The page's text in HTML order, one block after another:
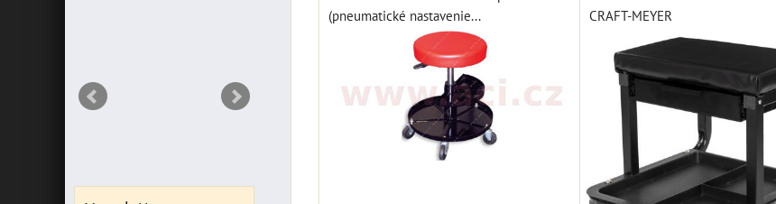
(pneumatické nastavenie...
CRAFT-MEYER
DO KOŠÍKA